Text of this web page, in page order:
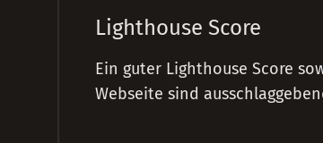
Lighthouse Score
Ein guter Lighthouse Score
Webseite sind